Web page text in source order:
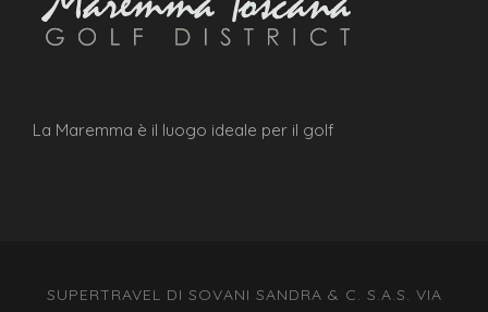
Escursioni facoltative
La Maremma è il luogo ideale per il golf
SUPERTRAVEL DI SOVANI SANDRA & C. S.A.S. VIA